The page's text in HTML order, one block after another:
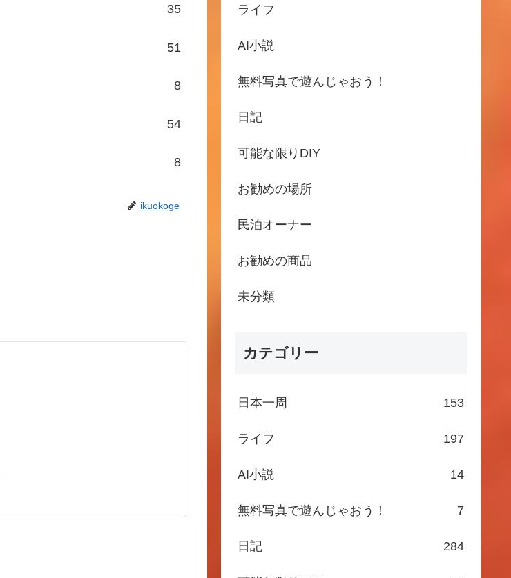
35
51
8
54
8
ikuokoge
ライフ
AI小説
無料写真で遊んじゃおう！
日記
可能な限りDIY
お勧めの場所
民泊オーナー
お勧めの商品
未分類
カテゴリー
日本一周 153
ライフ 197
AI小説 14
無料写真で遊んじゃおう！ 7
日記 284